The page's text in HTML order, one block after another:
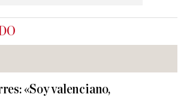
«Soy valenciano,